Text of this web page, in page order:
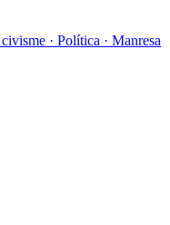
· Política · Manresa